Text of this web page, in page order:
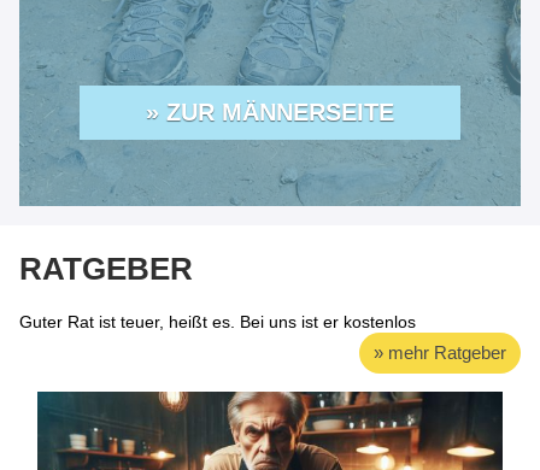
» ZUR MÄNNERSEITE
RATGEBER
Guter Rat ist teuer, heißt es. Bei uns ist er kostenlos
» mehr Ratgeber